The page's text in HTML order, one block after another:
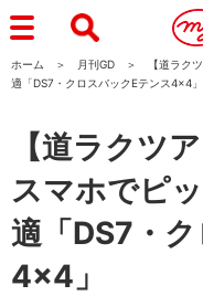
ホーム 月刊GD
【道ラク
適「DS7・クロスバックEテンス4×4」
【道ラクツ
スマホでピ
適「DS7・
4×4」